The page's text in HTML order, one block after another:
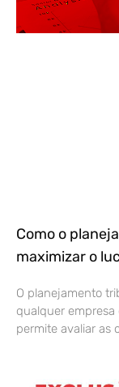
Como o
maximizar o
O planejamento
qualquer empresa
permite avaliar as